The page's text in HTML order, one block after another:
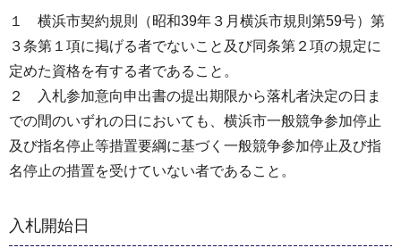
１ 横浜市契約規則（昭和39年３月横浜市規則第59号）第
３条第１項に掲げる者でないこと及び同条第２項の規定に
定めた資格を有する者であること。
２ 入札参加意向申出書の提出期限から落札者決定の日ま
での間のいずれの日においても、横浜市一般競争参加停止
及び指名停止等措置要綱に基づく一般競争参加停止及び指
名停止の措置を受けていない者であること。
入札開始日